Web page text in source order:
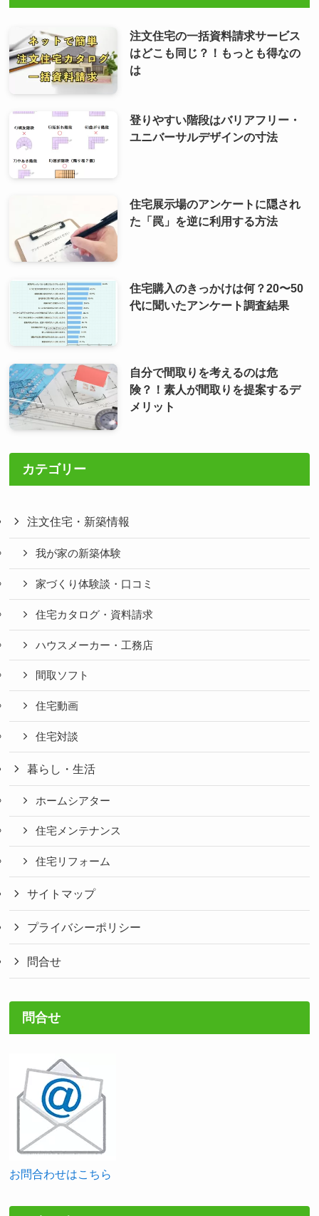
注文住宅の一括資料請求サービス
はどこも同じ？！もっとも得なの
は
登りやすい階段はバリアフリー・
ユニバーサルデザインの寸法
住宅展示場のアンケートに隠され
た「罠」を逆に利用する方法
住宅購入のきっかけは何？20〜50
代に聞いたアンケート調査結果
自分で間取りを考えるのは危
険？！素人が間取りを提案するデ
メリット
カテゴリー
注文住宅・新築情報
我が家の新築体験
家づくり体験談・口コミ
住宅カタログ・資料請求
ハウスメーカー・工務店
間取ソフト
住宅動画
住宅対談
暮らし・生活
ホームシアター
住宅メンテナンス
住宅リフォーム
サイトマップ
プライバシーポリシー
問合せ
問合せ
お問合わせはこちら